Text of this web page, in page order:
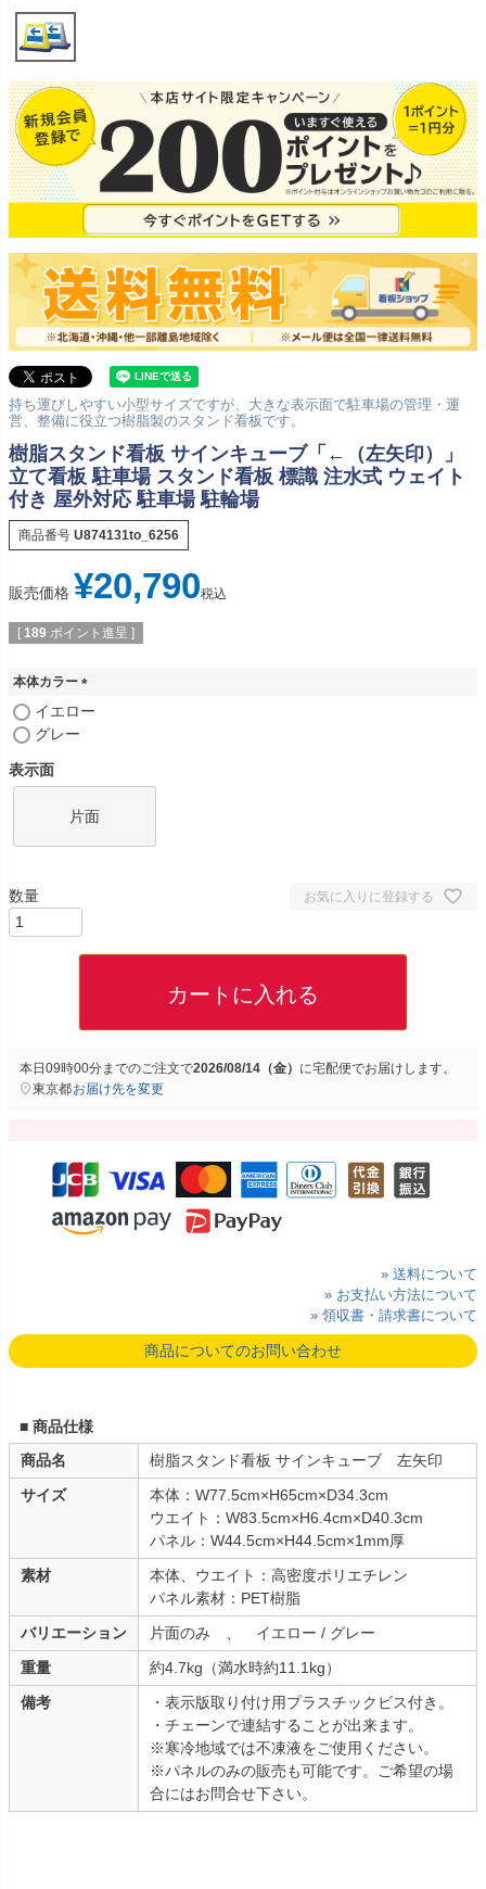
持ち運びしやすい小型サイズですが、大きな表示面で駐車場の管理・運
営、整備に役立つ樹脂製のスタンド看板です。
樹脂スタンド看板 サインキューブ「←（左矢印）」
立て看板 駐車場 スタンド看板 標識 注水式 ウェイト
付き 屋外対応 駐車場 駐輪場
商品番号 U874131to_6256
販売価格 ¥20,790税込
[ 189 ポイント進呈 ]
本体カラー
イエロー
グレー
表示面
片面
お気に入りに登録する
カートに入れる
本日09時00分までのご注文で2026/08/14（金） に宅配便でお届けします。
東京都お届け先を変更
» 送料について
» お支払い方法について
» 領収書・請求書について
商品についてのお問い合わせ
■ 商品仕様
商品名
樹脂スタンド看板 サインキューブ 左矢印
サイズ
本体：W77.5cm×H65cm×D34.3cm
ウエイト：W83.5cm×H6.4cm×D40.3cm
パネル：W44.5cm×H44.5cm×1mm厚
素材
本体、ウエイト：高密度ポリエチレン
パネル素材：PET樹脂
バリエーション
片面のみ 、 イエロー / グレー
重量
約4.7kg（満水時約11.1kg）
備考
・表示版取り付け用プラスチックビス付き。
・チェーンで連結することが出来ます。
※寒冷地域では不凍液をご使用ください。
※パネルのみの販売も可能です。ご希望の場
合にはお問合せ下さい。